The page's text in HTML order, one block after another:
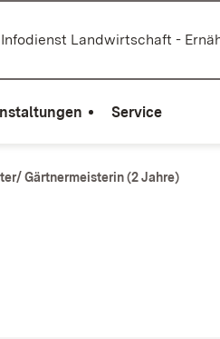
Extern:
Infodienst Landwirtschaft -
Service
Gärtnermeisterin (2 Jahre)